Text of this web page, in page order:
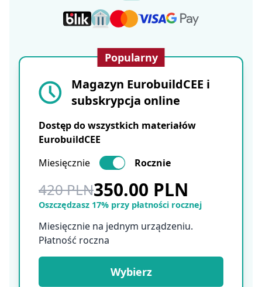
Popularny
Magazyn EurobuildCEE i
subskrypcja online
Dostęp do wszystkich materiałów
EurobuildCEE
Miesięcznie
Rocznie
420 PLN350.00 PLN
Oszczędzasz 17% przy płatności rocznej
Miesięcznie na jednym urządzeniu.
Płatność roczna
Wybierz